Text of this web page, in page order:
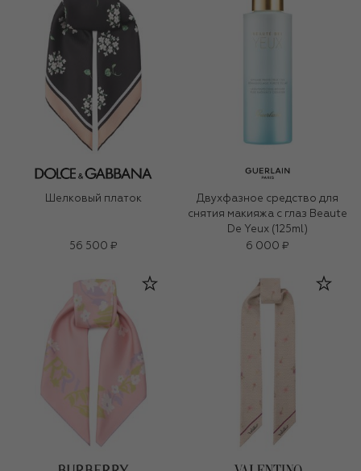
Шелковый платок
56 500 ₽
Двухфазное средство для
снятия макияжа с глаз Beaute
De Yeux (125ml)
6 000 ₽